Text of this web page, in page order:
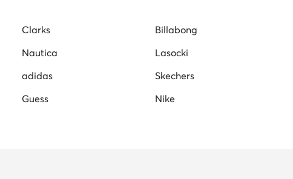
Clarks
Billabong
Nautica
Lasocki
adidas
Skechers
Guess Nike